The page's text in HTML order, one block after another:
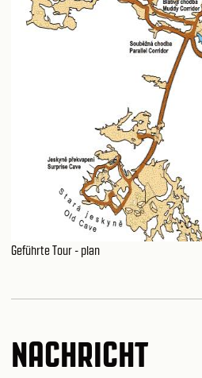
Geführte Tour - plan
NACHRICHT